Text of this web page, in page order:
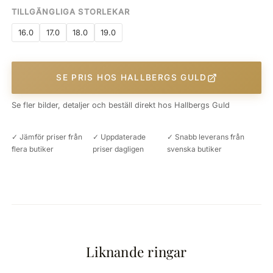
TILLGÄNGLIGA STORLEKAR
16.0 17.0 18.0 19.0
SE PRIS HOS HALLBERGS GULD
Se fler bilder, detaljer och beställ direkt hos Hallbergs Guld
✓ Jämför priser från
flera butiker
✓ Uppdaterade
priser dagligen
✓ Snabb leverans från
svenska butiker
Liknande ringar